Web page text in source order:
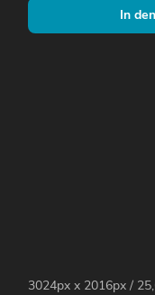
In
3024px x 2016px /